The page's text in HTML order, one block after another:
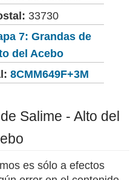
33730
7: Grandas de
del Acebo
8CMM649F+3M
Salime - Alto del
es sólo a efectos